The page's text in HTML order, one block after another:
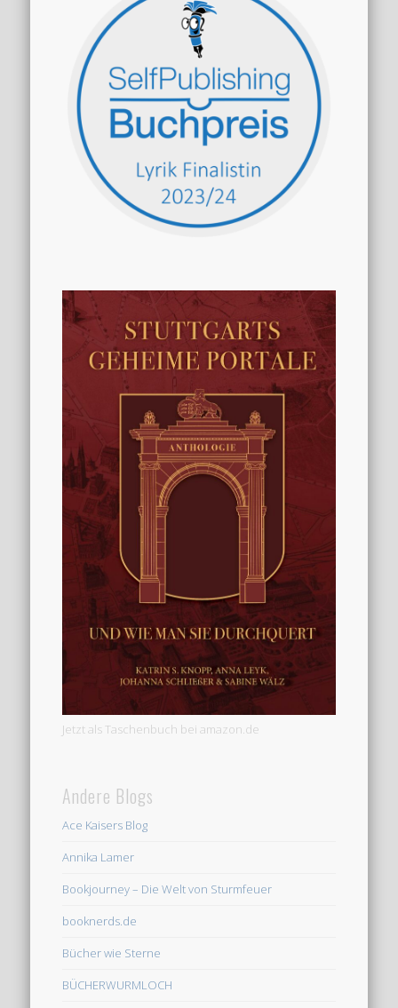
Jetzt als Taschenbuch bei amazon.de
Andere Blogs
Ace Kaisers Blog
Annika Lamer
Bookjourney – Die Welt von Sturmfeuer
booknerds.de
Bücher wie Sterne
BÜCHERWURMLOCH